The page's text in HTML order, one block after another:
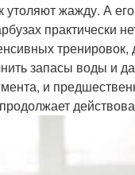
жажду. А его
практически
запасы воды и
и